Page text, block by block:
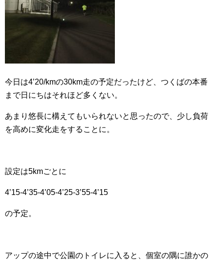
今日は4’20/kmの30km走の予定だったけど、つくばの本番
まで日にちはそれほど多くない。
あまり悠長に構えてもいられないと思ったので、少し負荷
を高めに変化走をすることに。
設定は5kmごとに
4’15-4’35-4’05-4’25-3’55-4’15
の予定。
アップの途中で公園のトイレに入ると、個室の隅に誰かの